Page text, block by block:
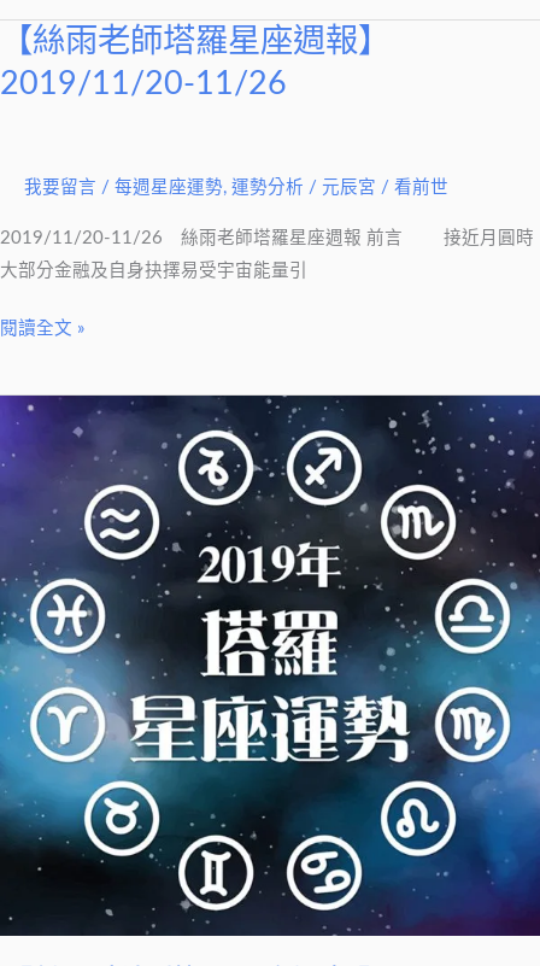
12/03
【絲雨老師塔羅星座週報】
2019/11/20-11/26
我要留言 / 每週星座運勢, 運勢分析 / 元辰宮 / 看前世
2019/11/20-11/26 絲雨老師塔羅星座週報 前言 接近月圓時
大部分金融及自身抉擇易受宇宙能量引
【絲
雨
老
星
座
報】
11/26
閱讀全文 »
【絲
羅
座
週
報】
2019/11/13-